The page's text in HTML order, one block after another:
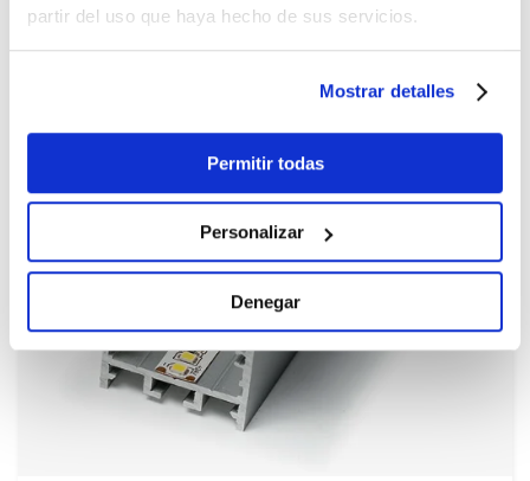
partir del uso que haya hecho de sus servicios.
Mostrar detalles
Permitir todas
Personalizar
Denegar